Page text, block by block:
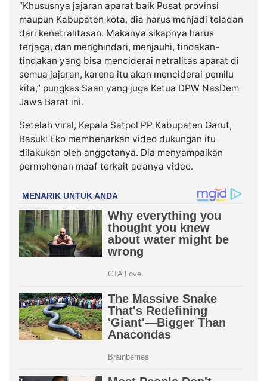
“Khususnya jajaran aparat baik Pusat provinsi
maupun Kabupaten kota, dia harus menjadi teladan
dari kenetralitasan. Makanya sikapnya harus
terjaga, dan menghindari, menjauhi, tindakan-
tindakan yang bisa menciderai netralitas aparat di
semua jajaran, karena itu akan menciderai pemilu
kita,” pungkas Saan yang juga Ketua DPW NasDem
Jawa Barat ini.
Setelah viral, Kepala Satpol PP Kabupaten Garut,
Basuki Eko membenarkan video dukungan itu
dilakukan oleh anggotanya. Dia menyampaikan
permohonan maaf terkait adanya video.